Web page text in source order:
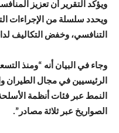
ويؤكّد التقرير أن تعزيز
ويحدد سلسلة من الإجراءات
التنافسي، وخفض التكاليف
وجاء في البيان أنه “ومنذ
الصواريخ عبر ثلاثة مصادر”.